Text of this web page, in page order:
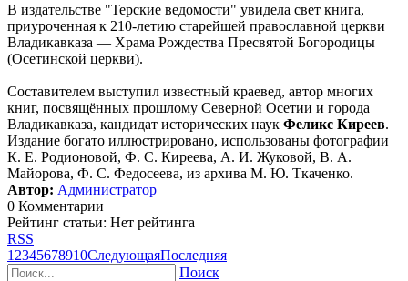
В издательстве "Терские ведомости" увидела свет книга,
приуроченная к 210-летию старейшей православной церкви
Владикавказа — Храма Рождества Пресвятой Богородицы
(Осетинской церкви).
Составителем выступил известный краевед, автор многих
книг, посвящённых прошлому Северной Осетии и города
Владикавказа, кандидат исторических наук Феликс Киреев.
Издание богато иллюстрировано, использованы фотографии
К. Е. Родионовой, Ф. С. Киреева, А. И. Жуковой, В. А.
Майорова, Ф. С. Федосеева, из архива М. Ю. Ткаченко.
Автор: Администратор
0 Комментарии
Рейтинг статьи: Нет рейтинга
RSS
1 2345678910СледующаяПоследняя
Поиск